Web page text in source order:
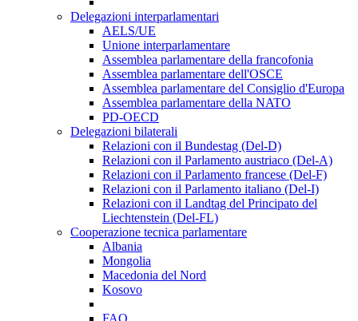
Delegazioni interparlamentari
AELS/UE
Unione interparlamentare
Assemblea parlamentare della francofonia
Assemblea parlamentare dell'OSCE
Assemblea parlamentare del Consiglio d'Europa
Assemblea parlamentare della NATO
PD-OECD
Delegazioni bilaterali
Relazioni con il Bundestag (Del-D)
Relazioni con il Parlamento austriaco (Del-A)
Relazioni con il Parlamento francese (Del-F)
Relazioni con il Parlamento italiano (Del-I)
Relazioni con il Landtag del Principato del
Liechtenstein (Del-FL)
Cooperazione tecnica parlamentare
Albania
Mongolia
Macedonia del Nord
Kosovo